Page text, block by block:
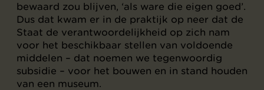
bewaard zou blijven, ‘als ware die eigen goed’.
Dus dat kwam er in de praktijk op neer dat de
Staat de verantwoordelijkheid op zich nam
voor het beschikbaar stellen van voldoende
middelen – dat noemen we tegenwoordig
subsidie – voor het bouwen en in stand houden
van een museum.